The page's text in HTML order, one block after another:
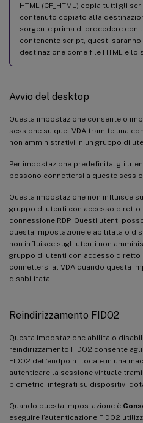
HTML (CF_HTML) copia tutti gli
contenuto copiato alla
sorgente prima di procedere con
contenente script, questi
destinazione come file HTML e lo
Avvio del desktop
Questa impostazione consente o
sessione su quel VDA tramite una
non amministrativi in un gruppo di
Per impostazione predefinita, gli
possono connettersi a queste
Questa impostazione non influisce
gruppo di utenti con accesso diretto
connessione RDP. Questi utenti
questa impostazione è abilitata o
non influisce sugli utenti non
gruppo di utenti con accesso diretto
connettersi al VDA quando questa
disabilitata.
Reindirizzamento FIDO2
Questa impostazione abilita o
reindirizzamento FIDO2 consente
FIDO2 dell’endpoint locale in una
autenticare la sessione virtuale
biometrici integrati su dispositivi
Quando questa impostazione è
eseguire l’autenticazione FIDO2